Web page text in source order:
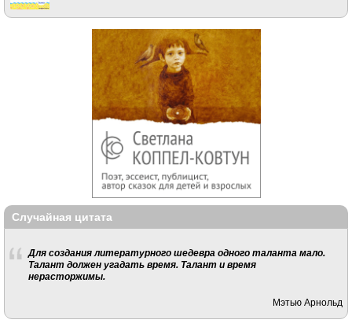
Случайная цитата
Для создания литературного шедевра одного таланта мало.
Талант должен угадать время. Талант и время
нерасторжимы.
Мэтью Арнольд